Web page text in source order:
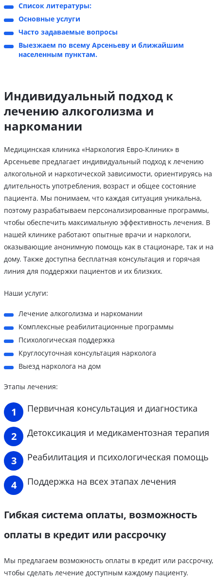
Список литературы:
Основные услуги
Часто задаваемые вопросы
Выезжаем по всему Арсеньеву и ближайшим
населенным пунктам.
Индивидуальный подход к
лечению алкоголизма и
наркомании
Медицинская клиника «Наркология Евро-Клиник» в
Арсеньеве предлагает индивидуальный подход к лечению
алкогольной и наркотической зависимости, ориентируясь на
длительность употребления, возраст и общее состояние
пациента. Мы понимаем, что каждая ситуация уникальна,
поэтому разрабатываем персонализированные программы,
чтобы обеспечить максимальную эффективность лечения. В
нашей клинике работают опытные врачи и наркологи,
оказывающие анонимную помощь как в стационаре, так и на
дому. Также доступна бесплатная консультация и горячая
линия для поддержки пациентов и их близких.
Наши услуги:
Лечение алкоголизма и наркомании
Комплексные реабилитационные программы
Психологическая поддержка
Круглосуточная консультация нарколога
Выезд нарколога на дом
Этапы лечения:
Первичная консультация и диагностика
Детоксикация и медикаментозная терапия
Реабилитация и психологическая помощь
Поддержка на всех этапах лечения
Гибкая система оплаты, возможность
оплаты в кредит или рассрочку
Мы предлагаем возможность оплаты в кредит или рассрочку,
чтобы сделать лечение доступным каждому пациенту.